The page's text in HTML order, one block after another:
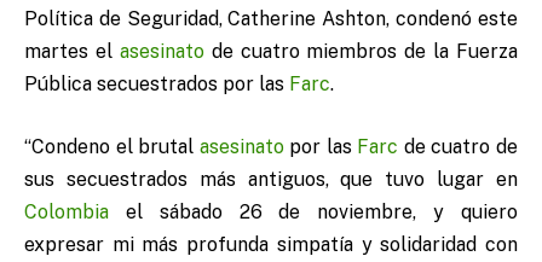
Política de Seguridad, Catherine Ashton, condenó este
martes el asesinatode cuatro miembros de la Fuerza
Pública secuestrados por las Farc.
“Condeno el brutal asesinatopor las Farc de cuatro de
sus secuestrados más antiguos, que tuvo lugar en
Colombia el sábado 26 de noviembre, y quiero
expresar mi más profunda simpatía y solidaridad con